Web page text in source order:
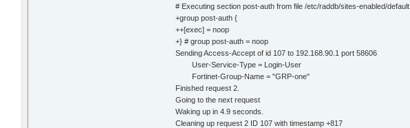
# Executing section post-auth from file /etc/raddb/sites-enabled/default
+group post-auth {
++[exec] = noop
+} # group post-auth = noop
Sending Access-Accept of id 107 to 192.168.90.1 port 58606
User-Service-Type = Login-User
Fortinet-Group-Name = "GRP-one"
Finished request 2.
Going to the next request
Waking up in 4.9 seconds.
Cleaning up request 2 ID 107 with timestamp +817